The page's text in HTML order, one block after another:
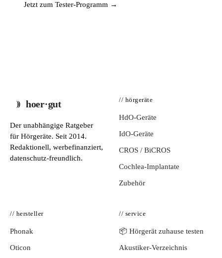
Jetzt zum Tester-Programm →
hoer·gut
Der unabhängige Ratgeber
für Hörgeräte. Seit 2014.
Redaktionell, werbefinanziert,
datenschutz-freundlich.
// hörgeräte
HdO-Geräte
IdO-Geräte
CROS / BiCROS
Cochlea-Implantate
Zubehör
// hersteller
Phonak
Oticon
// service
📦 Hörgerät zuhause testen
Akustiker-Verzeichnis